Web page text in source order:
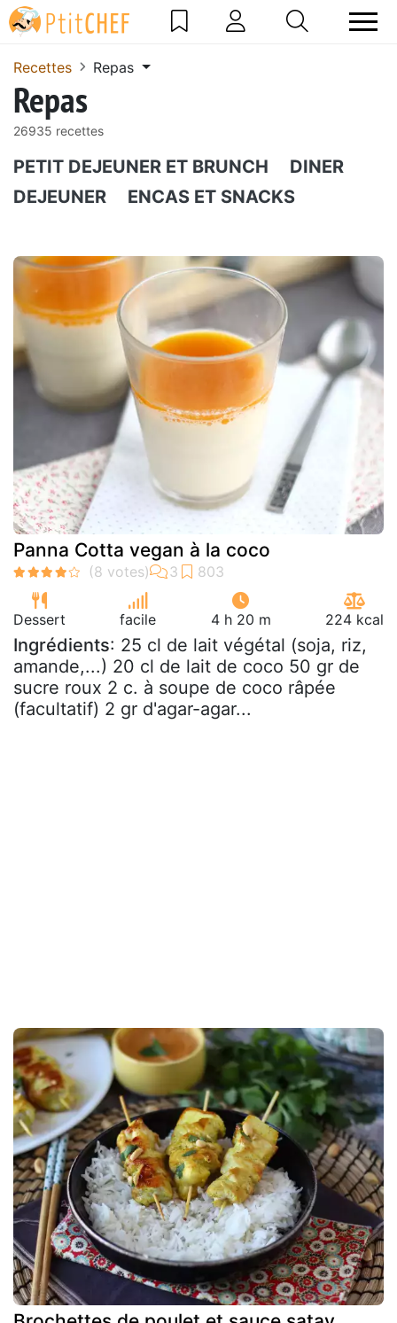
Recettes Repas
Repas
26935 recettes
PETIT DEJEUNER ET BRUNCH
DINER
DEJEUNER
ENCAS ET SNACKS
Panna Cotta vegan à la coco
Dessert facile 4 h 20 m 224 kcal
Ingrédients: 25 cl de lait végétal (soja, riz,
amande,...) 20 cl de lait de coco 50 gr de
sucre roux 2 c. à soupe de coco râpée
(facultatif) 2 gr d'agar-agar...